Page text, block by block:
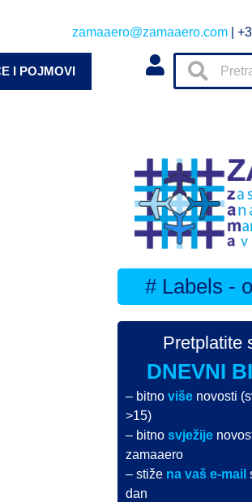
zamaaero@zamaaero.com |
I POJMOVI
# Labels -
Pretplatite
DNEVNI
– bitnoviše novosti
>15)
– bitnosvježije
zamaaero
– stiže na vaš e-mail
dan